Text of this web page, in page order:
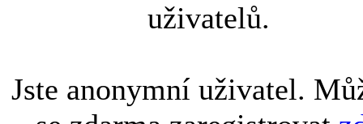
uživatelů.
Jste anonymní uživatel.